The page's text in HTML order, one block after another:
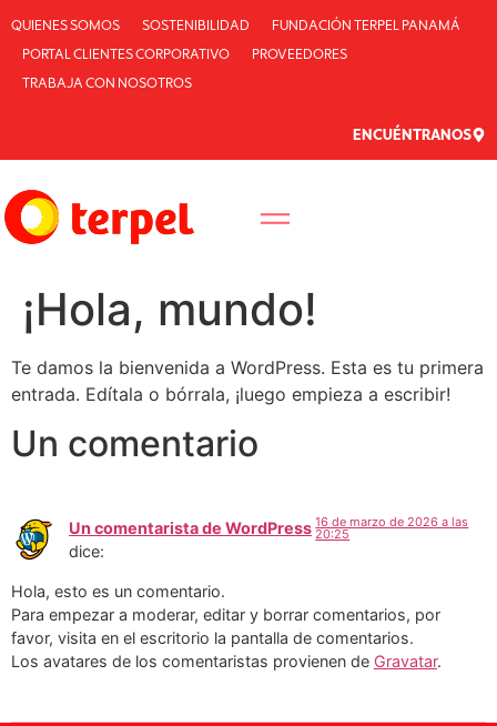
QUIENES SOMOS SOSTENIBILIDAD
FUNDACIÓN TERPEL PANAMÁ
PORTAL CLIENTES CORPORATIVO
PROVEEDORES
TRABAJA CON NOSOTROS
ENCUÉNTRANOS
¡Hola, mundo!
Te damos la bienvenida a WordPress. Esta es tu primera
entrada. Edítala o bórrala, ¡luego empieza a escribir!
Un comentario
Un comentarista de WordPress
dice:
16 de marzo de 2026 a las
20:25
Hola, esto es un comentario.
Para empezar a moderar, editar y borrar comentarios, por
favor, visita en el escritorio la pantalla de comentarios.
Los avatares de los comentaristas provienen de Gravatar.